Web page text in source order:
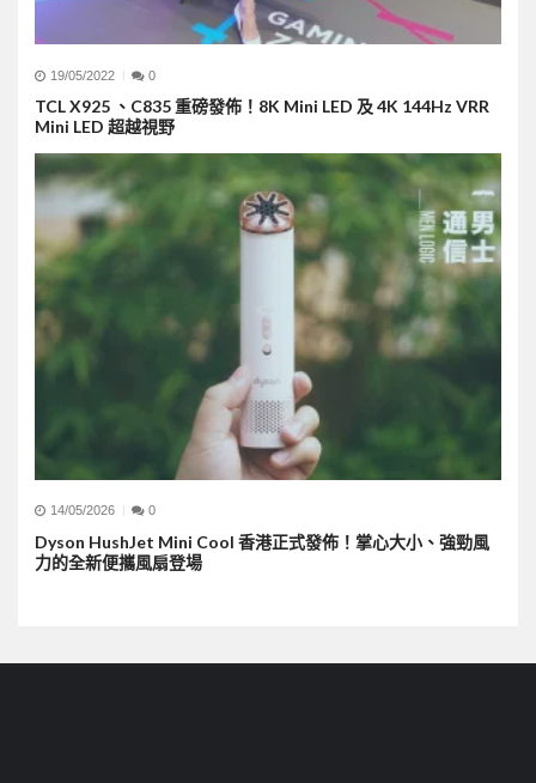
19/05/2022 0
TCL X925 、C835 重磅發佈！8K Mini LED 及 4K 144Hz VRR
Mini LED 超越視野
14/05/2026 0
Dyson HushJet Mini Cool 香港正式發佈！掌心大小、強勁風
力的全新便攜風扇登場